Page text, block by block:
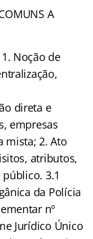
A
Noção de
direta e
empresas
mista; 2. Ato
atributos,
3.1
da Polícia
nº
Jurídico Único